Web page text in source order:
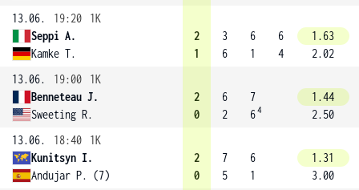
13.06.
19:20
1K
Seppi A.
Kamke T.
2
1
3
6
6
1
6
4
1.63
2.02
13.06.
19:00
1K
Benneteau J.
Sweeting R.
2
0
6
2
7
64
1.44
2.50
13.06.
18:40
1K
Kunitsyn I.
Andujar P. (7)
2
0
7
5
6
1
1.31
3.00